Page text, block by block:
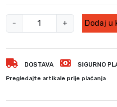
-
i
m
a
t
+ Dodaj u
DOSTAVA SIGURNO
Pregledajte artikale prije plaćanja